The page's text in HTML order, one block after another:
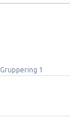
Gruppering 1